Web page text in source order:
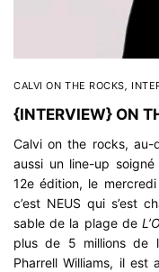
CALVI ON THE ROCKS,
{INTERVIEW} ON
Calvi on the rocks, au-
aussi un line-up
12e édition, le
c’est NEUS qui s’est
sable de la plage de
plus de 5 millions de
Pharrell Williams, il est